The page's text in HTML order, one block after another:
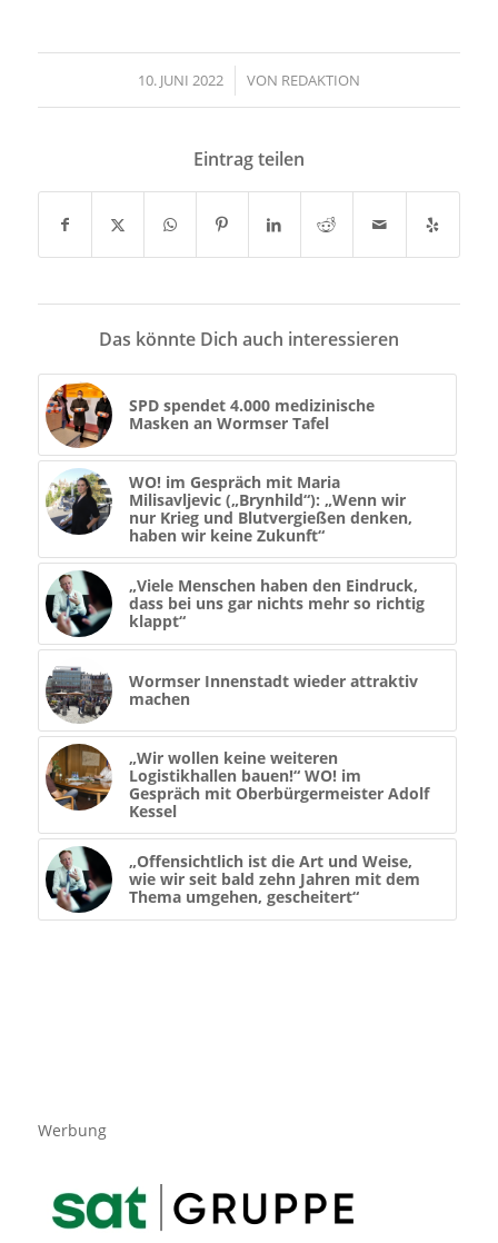
10. JUNI 2022
/ VON REDAKTION
Eintrag teilen
Das könnte Dich auch interessieren
SPD spendet 4.000 medizinische
Masken an Wormser Tafel
WO! im Gespräch mit Maria
Milisavljevic („Brynhild“): „Wenn wir
nur Krieg und Blutvergießen denken,
haben wir keine Zukunft“
„Viele Menschen haben den Eindruck,
dass bei uns gar nichts mehr so richtig
klappt“
Wormser Innenstadt wieder attraktiv
machen
„Wir wollen keine weiteren
Logistikhallen bauen!“ WO! im
Gespräch mit Oberbürgermeister Adolf
Kessel
„Offensichtlich ist die Art und Weise,
wie wir seit bald zehn Jahren mit dem
Thema umgehen, gescheitert“
Werbung